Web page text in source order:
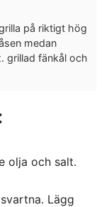
på riktigt hög
medan
grillad fänkål och
olja och salt.
Lägg